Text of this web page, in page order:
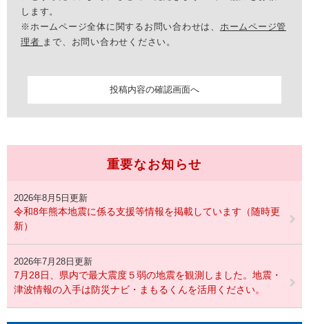
します。
※ホームページ全体に関するお問い合わせは、 ホームページ管
理者 まで、お問い合わせください。
重要なお知らせ
2026年8月5日更新
令和8年熊本地震に係る支援等情報を掲載しています（随時更
新）
2026年7月28日更新
7月28日、県内で最大震度５弱の地震を観測しました。地震・
津波情報の入手は防災ナビ・まもるくんを活用ください。